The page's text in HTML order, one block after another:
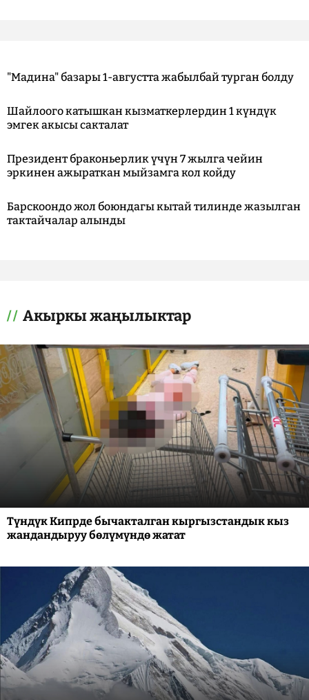
"Мадина" базары 1-августта жабылбай турган болду
Шайлоого катышкан кызматкерлердин 1 күндүк
эмгек акысы сакталат
Президент браконьерлик үчүн 7 жылга чейин
эркинен ажыраткан мыйзамга кол койду
Барскоондо жол боюндагы кытай тилинде жазылган
тактайчалар алынды
Акыркы жаңылыктар
Түндүк Кипрде бычакталган кыргызстандык кыз
жандандыруу бөлүмүндө жатат